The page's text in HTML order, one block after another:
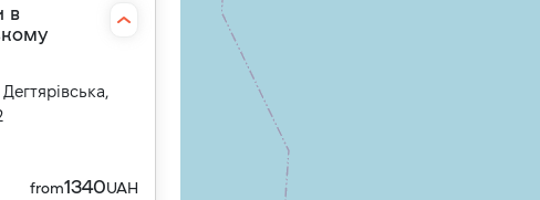
в
Дегтярівська,
from1340UAH